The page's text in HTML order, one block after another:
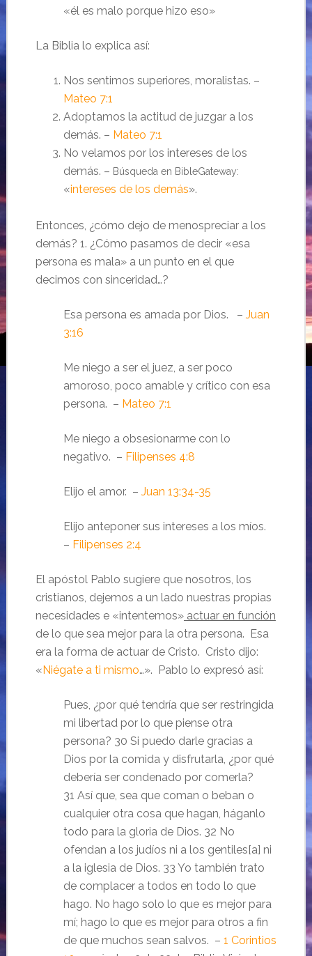
«él es malo porque hizo eso»
La Biblia lo explica así:
Nos sentimos superiores, moralistas. –
Mateo 7:1
Adoptamos la actitud de juzgar a los
demás. – Mateo 7:1
No velamos por los intereses de los
demás. – Búsqueda en BibleGateway:
«intereses de los demás».
Entonces, ¿cómo dejo de menospreciar a los
demás? 1. ¿Cómo pasamos de decir «esa
persona es mala» a un punto en el que
decimos con sinceridad…?
Esa persona es amada por Dios. – Juan
3:16
Me niego a ser el juez, a ser poco
amoroso, poco amable y crítico con esa
persona. – Mateo 7:1
Me niego a obsesionarme con lo
negativo. – Filipenses 4:8
Elijo el amor. – Juan 13:34-35
Elijo anteponer sus intereses a los míos.
– Filipenses 2:4
El apóstol Pablo sugiere que nosotros, los
cristianos, dejemos a un lado nuestras propias
necesidades e «intentemos»actuar en función
de lo que sea mejor para la otra persona. Esa
era la forma de actuar de Cristo. Cristo dijo:
«Niégate a ti mismo…». Pablo lo expresó así:
Pues, ¿por qué tendría que ser restringida
mi libertad por lo que piense otra
persona? 30 Si puedo darle gracias a
Dios por la comida y disfrutarla, ¿por qué
debería ser condenado por comerla?
31 Así que, sea que coman o beban o
cualquier otra cosa que hagan, háganlo
todo para la gloria de Dios. 32 No
ofendan a los judíos ni a los gentiles[a] ni
a la iglesia de Dios. 33 Yo también trato
de complacer a todos en todo lo que
hago. No hago solo lo que es mejor para
mí; hago lo que es mejor para otros a fin
de que muchos sean salvos. – 1 Corintios